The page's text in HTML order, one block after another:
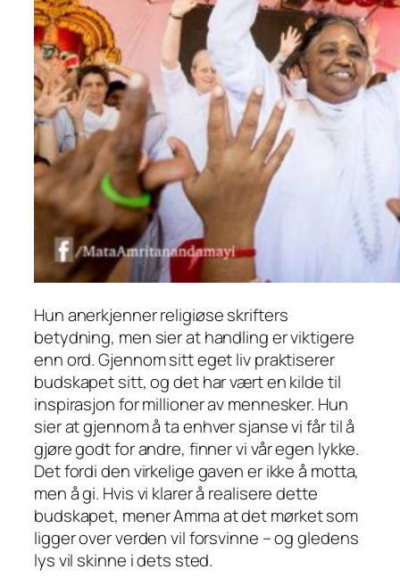
Hun anerkjenner religiøse skrifters
betydning, men sier at handling er viktigere
enn ord. Gjennom sitt eget liv praktiserer
budskapet sitt, og det har vært en kilde til
inspirasjon for millioner av mennesker. Hun
sier at gjennom å ta enhver sjanse vi får til å
gjøre godt for andre, finner vi vår egen lykke.
Det fordi den virkelige gaven er ikke å motta,
men å gi. Hvis vi klarer å realisere dette
budskapet, mener Amma at det mørket som
ligger over verden vil forsvinne – og gledens
lys vil skinne i dets sted.